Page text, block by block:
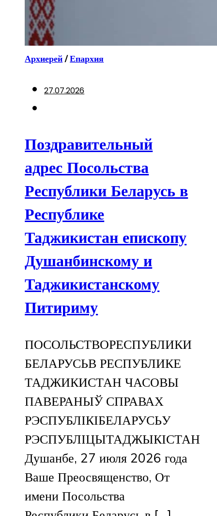
Архиерей /Епархия
27.07.2026
Поздравительный
адрес Посольства
Республики Беларусь в
Республике
Таджикистан епископу
Душанбинскому и
Таджикистанскому
Питириму
ПОСОЛЬСТВОРЕСПУБЛИКИ
БЕЛАРУСЬВ РЕСПУБЛИКЕ
ТАДЖИКИСТАН ЧАСОВЫ
ПАВЕРАНЫЎ СПРАВАХ
РЭСПУБЛІКІБЕЛАРУСЬУ
РЭСПУБЛІЦЫТАДЖЫКІСТАН
Душанбе, 27 июля 2026 года
Ваше Преосвященство, От
имени Посольства